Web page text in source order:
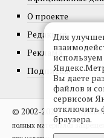
О проекте
Редакция
Реклама
Подписка
© 2002-2026, Все
полных материалов
Для
Вы даете
файлов и
сервисом
отключить
браузера.